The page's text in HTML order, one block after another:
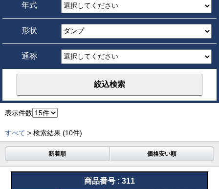
年式
形状
通称
表示件数
すべて > 検索結果 (10件)
新着順 価格安い順
商品番号 : 311